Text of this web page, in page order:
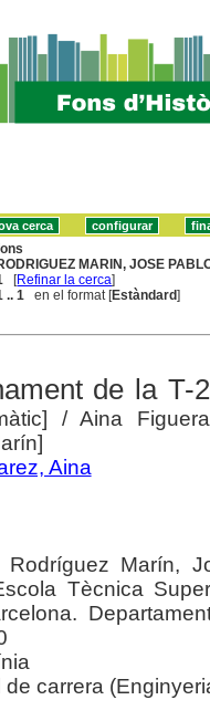
MARIN, JOSE
[Refinar la cerca]
.. 1 en el format [Estàndard]
de la T-
/ Aina
Aina
Rodríguez Marín,
Tècnica
de carrera